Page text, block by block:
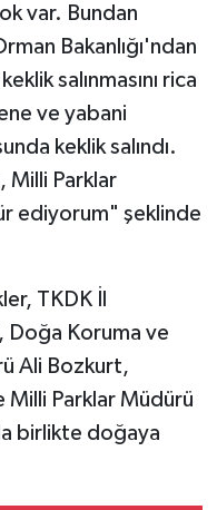
var. Bundan
Bakanlığı'ndan
salınmasını rica
ve yabani
keklik salındı.
Milli Parklar
ediyorum" şeklinde
TKDK İl
Doğa Koruma ve
Ali Bozkurt,
Milli Parklar Müdürü
birlikte doğaya